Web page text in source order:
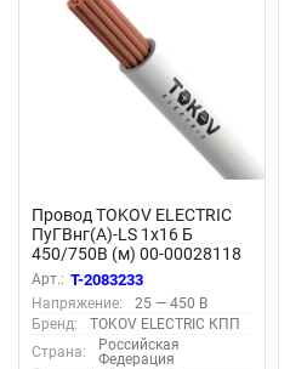
Провод TOKOV ELECTRIC
ПуГВнг(А)-LS 1х16 Б
450/750В (м) 00-00028118
Арт.: T-2083233
Напряжение:
25 — 450 В
Бренд:
TOKOV ELECTRIC КПП
Страна:
Российская
Федерация